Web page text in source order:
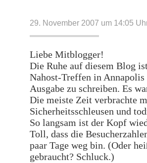
29. November 2007 um 14:05
Liebe Mitblogger!
Die Ruhe auf diesem Blog
Nahost-Treffen in
Ausgabe zu schreiben. Es
Die meiste Zeit verbrachte
Sicherheitsschleusen und
So langsam ist der Kopf
Toll, dass die
paar Tage weg bin. (Oder
gebraucht? Schluck.)